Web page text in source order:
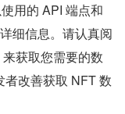
用的 API 端点和
细信息。请认真阅
获取您需要的数
改善获取 NFT 数